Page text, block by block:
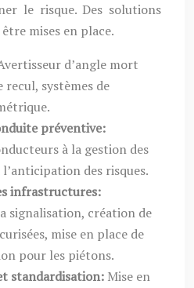
le risque. Des solutions
mises en place.
d’angle mort
recul, systèmes de
préventive:
à la gestion des
des risques.
infrastructures:
signalisation, création de
mise en place de
pour les piétons.
standardisation: Mise en